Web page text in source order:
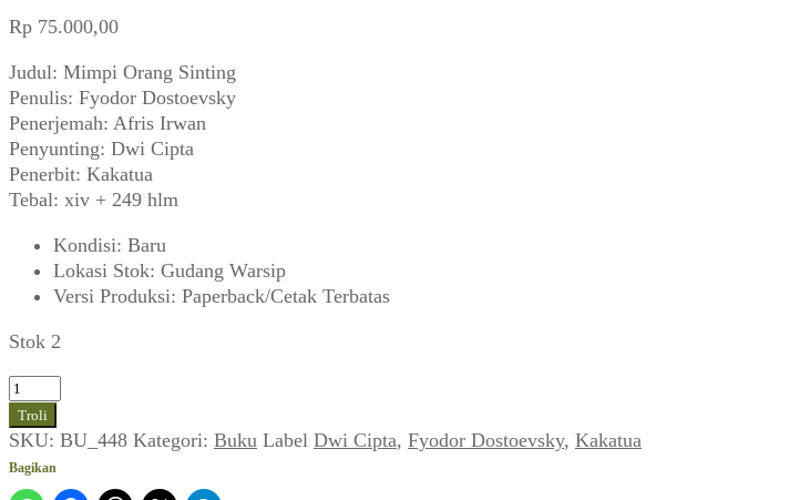
Rp 75.000,00
Judul: Mimpi Orang Sinting
Penulis: Fyodor Dostoevsky
Penerjemah: Afris Irwan
Penyunting: Dwi Cipta
Penerbit: Kakatua
Tebal: xiv + 249 hlm
Kondisi: Baru
Lokasi Stok: Gudang Warsip
Versi Produksi: Paperback/Cetak Terbatas
Stok 2
Kuantitas
Fyodor
Dostoevsky
~
Mimpi
Troli
SKU: BU_448 Kategori: Buku Label Dwi Cipta, Fyodor Dostoevsky, Kakatua
Bagikan